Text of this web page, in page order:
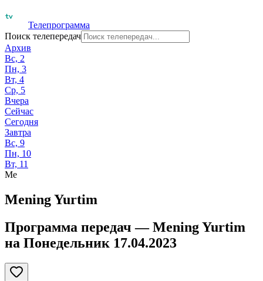
Телепрограмма
Поиск телепередач
Архив
Вс, 2
Пн, 3
Вт, 4
Ср, 5
Вчера
Сейчас
Сегодня
Завтра
Вс, 9
Пн, 10
Вт, 11
Me
Mening Yurtim
Программа передач —Mening Yurtim
на Понедельник 17.04.2023